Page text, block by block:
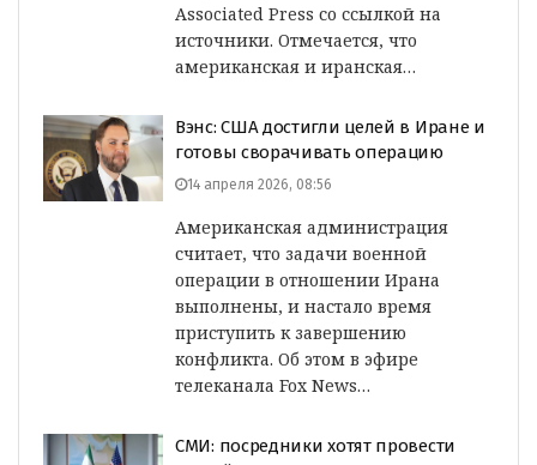
Associated Press со ссылкой на
источники. Отмечается, что
американская и иранская…
Вэнс: США достигли целей в Иране и
готовы сворачивать операцию
14 апреля 2026, 08:56
Американская администрация
считает, что задачи военной
операции в отношении Ирана
выполнены, и настало время
приступить к завершению
конфликта. Об этом в эфире
телеканала Fox News…
СМИ: посредники хотят провести